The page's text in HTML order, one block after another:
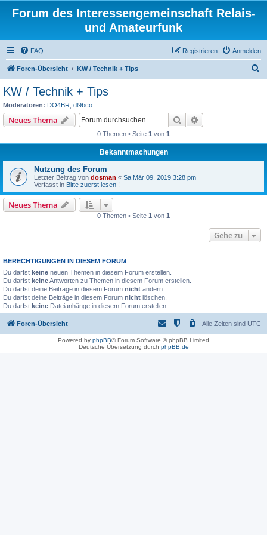
Forum des Interessengemeinschaft Relais-
und Amateurfunk
FAQ Anmelden
Registrieren
Foren-Übersicht KW / Technik + Tips
KW / Technik + Tips
Moderatoren: DO4BR dl9bco
Neues Thema Suche
0 Themen • Seite 1 von 1
Bekanntmachungen
Nutzung des Forum
Letzter Beitrag von dosman « Sa Mär 09, 2019 3:28 pm
Verfasst in Bitte zuerst lesen !
Neues Thema
0 Themen • Seite 1 von 1
Gehe zu
BERECHTIGUNGEN IN DIESEM FORUM
Du darfst keine neuen Themen in diesem Forum erstellen.
Du darfst keineAntworten zu Themen in diesem Forum erstellen.
Du darfst deine Beiträge in diesem Forum nicht ändern.
Du darfst deine Beiträge in diesem Forum nicht löschen.
Du darfst keine Dateianhänge in diesem Forum erstellen.
Foren-Übersicht Alle Zeiten sind UTC
Powered by phpBB® Forum Software © phpBB Limited
Deutsche Übersetzung durch phpBB.de